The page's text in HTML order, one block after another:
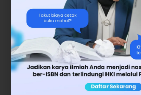
sendiri di lingkungan alaminya.
3. Data dikumpulkan secara
kemudian dianalisis dan
tidak ada intervensi
tersebut.